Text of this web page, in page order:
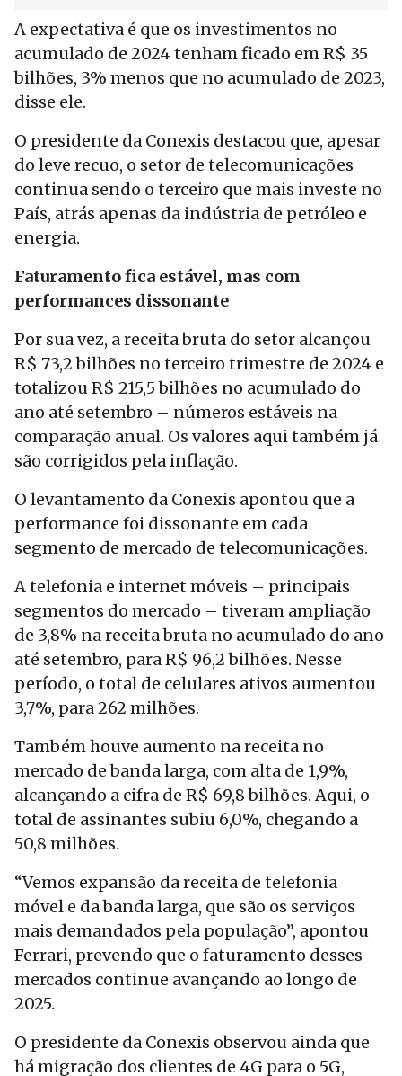
A expectativa é que os investimentos no
acumulado de 2024 tenham ficado em R$ 35
bilhões, 3% menos que no acumulado de 2023,
disse ele.
O presidente da Conexis destacou que, apesar
do leve recuo, o setor de telecomunicações
continua sendo o terceiro que mais investe no
País, atrás apenas da indústria de petróleo e
energia.
Faturamento fica estável, mas com
performances dissonante
Por sua vez, a receita bruta do setor alcançou
R$ 73,2 bilhões no terceiro trimestre de 2024 e
totalizou R$ 215,5 bilhões no acumulado do
ano até setembro – números estáveis na
comparação anual. Os valores aqui também já
são corrigidos pela inflação.
O levantamento da Conexis apontou que a
performance foi dissonante em cada
segmento de mercado de telecomunicações.
A telefonia e internet móveis – principais
segmentos do mercado – tiveram ampliação
de 3,8% na receita bruta no acumulado do ano
até setembro, para R$ 96,2 bilhões. Nesse
período, o total de celulares ativos aumentou
3,7%, para 262 milhões.
Também houve aumento na receita no
mercado de banda larga, com alta de 1,9%,
alcançando a cifra de R$ 69,8 bilhões. Aqui, o
total de assinantes subiu 6,0%, chegando a
50,8 milhões.
“Vemos expansão da receita de telefonia
móvel e da banda larga, que são os serviços
mais demandados pela população”, apontou
Ferrari, prevendo que o faturamento desses
mercados continue avançando ao longo de
2025.
O presidente da Conexis observou ainda que
há migração dos clientes de 4G para o 5G,